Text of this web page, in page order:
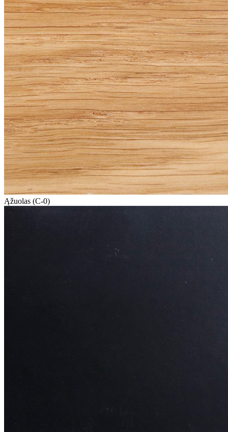
Ąžuolas (C-0)